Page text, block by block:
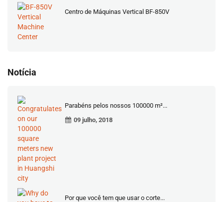
Centro de Máquinas Vertical BF-850V
Notícia
Parabéns pelos nossos 100000 m²...
09 julho, 2018
Por que você tem que usar o corte...